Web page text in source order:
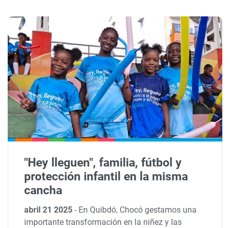
"Hey lleguen", familia, fútbol y
protección infantil en la misma
cancha
abril 21 2025- En Quibdó, Chocó gestamos una
importante transformación en la niñez y las